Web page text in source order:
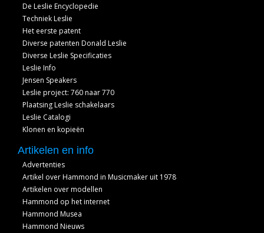
De Leslie Encyclopedie
Techniek Leslie
Het eerste patent
Diverse patenten Donald Leslie
Diverse Leslie Specificaties
Leslie Info
Jensen Speakers
Leslie project: 760 naar 770
Plaatsing Leslie schakelaars
Leslie Catalogi
Klonen en kopieën
Artikelen en info
Advertenties
Artikel over Hammond in Musicmaker uit 1978
Artikelen over modellen
Hammond op het internet
Hammond Musea
Hammond Nieuws